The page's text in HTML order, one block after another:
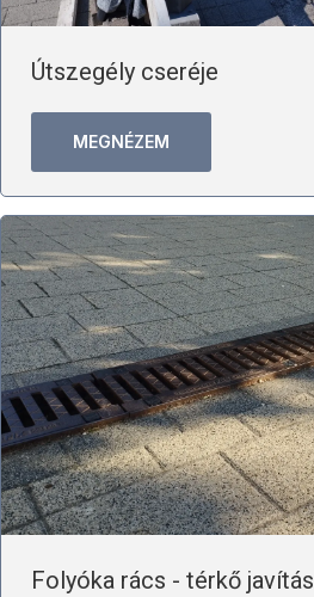
Útszegély cseréje
MEGNÉZEM
Folyóka rács - térkő javítás